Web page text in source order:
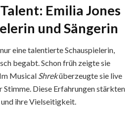
Emilia Jones
und Sängerin
eine talentierte Schauspielerin,
begabt. Schon früh zeigte sie
Musical Shreküberzeugte sie live
Stimme. Diese Erfahrungen stärkten
ihre Vielseitigkeit.